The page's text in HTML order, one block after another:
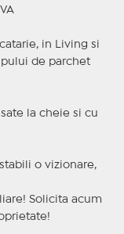
in Living si
de parchet
la cheie si cu
o vizionare,
Solicita acum